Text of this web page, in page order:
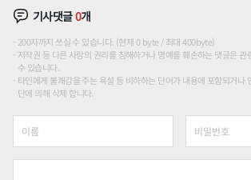
기사댓글0개
200자까지 쓰실 수 있습니다. (현재 0 byte / 최대 400byte)
저작권 등 다른 사람의 권리를 침해하거나 명예를 훼손하는 댓글은 관
수 있습니다.
타인에게 불쾌감을 주는 욕설 등 비하하는 단어가 내용에 포함되거나
단에 의해 삭제 합니다.